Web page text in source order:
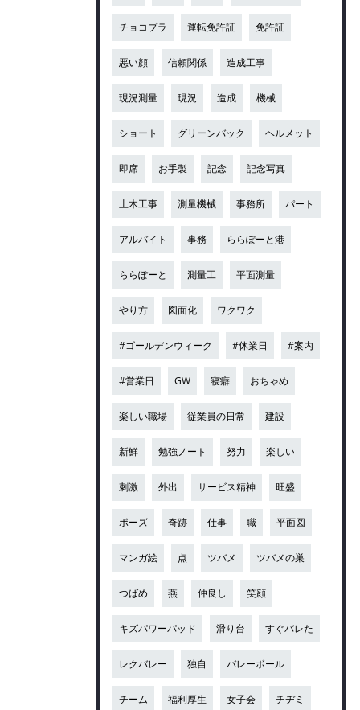
チョコプラ 運転免許証 免許証
悪い顔 信頼関係 造成工事
現況測量 現況 造成 機械
ショート グリーンバック ヘルメット
即席 お手製 記念 記念写真
土木工事 測量機械 事務所 パート
アルバイト 事務 ららぽーと港
ららぽーと 測量工 平面測量
やり方 図面化 ワクワク
#ゴールデンウィーク #休業日 #案内
#営業日 GW 寝癖 おちゃめ
楽しい職場 従業員の日常 建設
新鮮 勉強ノート 努力 楽しい
刺激 外出 サービス精神 旺盛
ポーズ 奇跡 仕事 職 平面図
マンガ絵 点 ツバメ ツバメの巣
つばめ 燕 仲良し 笑顔
キズパワーパッド 滑り台 すぐバレた
レクバレー 独自 バレーボール
チーム 福利厚生 女子会 チヂミ